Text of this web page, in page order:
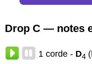
Drop C — notes
1 corde - D4